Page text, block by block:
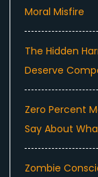
Moral Misfire
The Hidden
Deserve
Zero Percent
Say About
Zombie